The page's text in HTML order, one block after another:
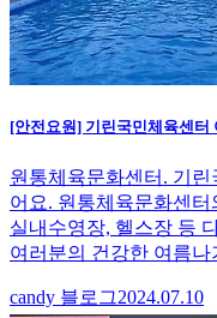
[안전요원] 기린국민체육센터
원통체육문화센터. 기
어요. 원통체육문화센
실내수영장, 헬스장 등
여러분의 건강한 여름나
candy 블로그2024.07.10